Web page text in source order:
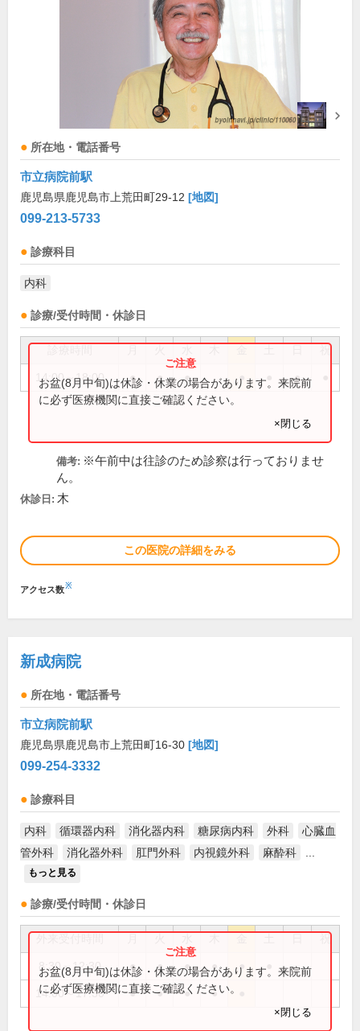
所在地・電話番号
市立病院前駅
鹿児島県鹿児島市上荒田町29-12 [地図]
099-213-5733
診療科目
内科
診療/受付時間・休診日
祝
14:00～18:00 ● ● ● ● ●
お盆(8月中旬)は休診・休業の場合があります。来院前
に必ず医療機関に直接ご確認ください。
×閉じる
備考: ※午前中は往診のため診察は行っておりませ
ん。
休診日: 木
この医院の詳細をみる
アクセス数※
新成病院
所在地・電話番号
市立病院前駅
鹿児島県鹿児島市上荒田町16-30 [地図]
099-254-3332
診療科目
内科 循環器内科 消化器内科 糖尿病内科 外科
心臓血
管外科
消化器外科 肛門外科 内視鏡外科 麻酔科
もっと見る
診療/受付時間・休診日
祝
8:30～12:30 ● ● ● ● ●
14:00～17:30 ● ● ● ●
お盆(8月中旬)は休診・休業の場合があります。来院前
に必ず医療機関に直接ご確認ください。
×閉じる